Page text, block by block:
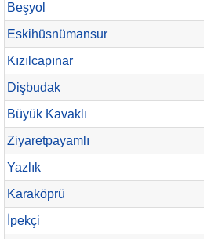
Beşyol
Eskihüsnümansur
Kızılcapınar
Dişbudak
Büyük Kavaklı
Ziyaretpayamlı
Yazlık
Karaköprü
İpekçi